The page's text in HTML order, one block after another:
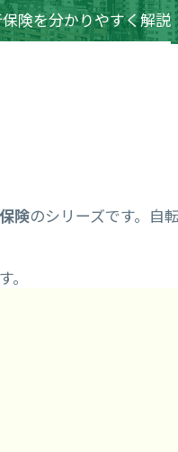
険を分かりやすく解説
険のシリーズです。自